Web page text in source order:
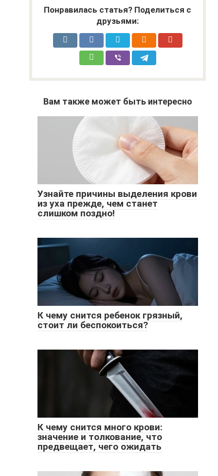
Понравилась статья? Поделиться с
друзьями:
Вам также может быть интересно
Узнайте причины выделения крови
из уха прежде, чем станет
слишком поздно!
К чему снится ребенок грязный,
стоит ли беспокоиться?
К чему снится много крови:
значение и толкование, что
предвещает, чего ожидать